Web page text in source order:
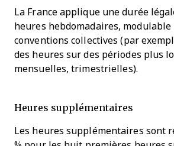
La France applique une durée
heures hebdomadaires, modulable
conventions collectives (par
des heures sur des périodes plus
mensuelles, trimestrielles).
Heures supplémentaires
Les heures supplémentaires sont